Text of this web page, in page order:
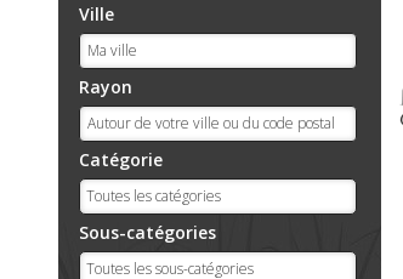
Ville
Rayon
Catégorie
Sous-catégories